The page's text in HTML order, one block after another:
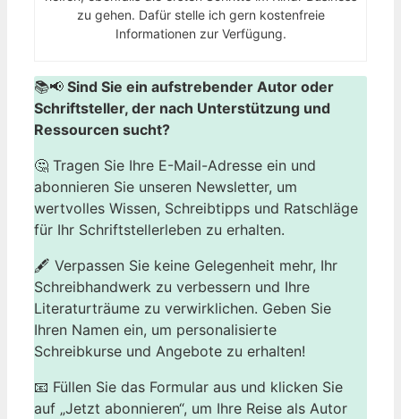
zu gehen. Dafür stelle ich gern kostenfreie
Informationen zur Verfügung.
📚📢 Sind Sie ein aufstrebender Autor oder
Schriftsteller, der nach Unterstützung und
Ressourcen sucht?
🤔 Tragen Sie Ihre E-Mail-Adresse ein und
abonnieren Sie unseren Newsletter, um
wertvolles Wissen, Schreibtipps und Ratschläge
für Ihr Schriftstellerleben zu erhalten.
🖋️ Verpassen Sie keine Gelegenheit mehr, Ihr
Schreibhandwerk zu verbessern und Ihre
Literaturträume zu verwirklichen. Geben Sie
Ihren Namen ein, um personalisierte
Schreibkurse und Angebote zu erhalten!
📧 Füllen Sie das Formular aus und klicken Sie
auf „Jetzt abonnieren“, um Ihre Reise als Autor